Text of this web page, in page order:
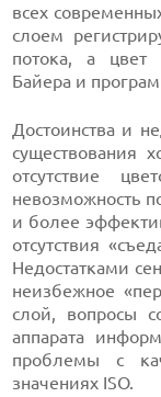
всех
слоем
потока, а цвет
Байера и
Достоинства и
существования
отсутствие
невозможность
и более
отсутствия
Недостатками
неизбежное
слой, вопросы
аппарата
проблемы с
значениях ISO.